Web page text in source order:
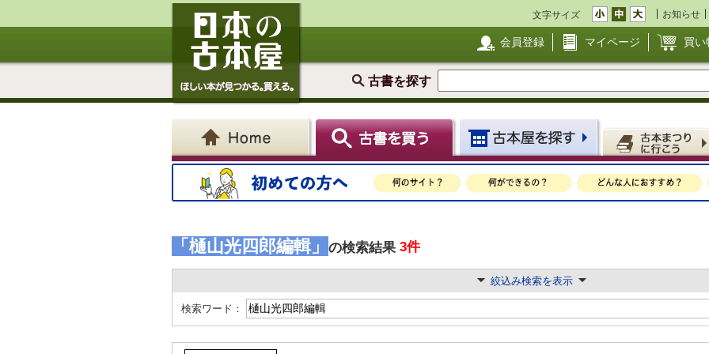
文字サイズ お知らせ
会員登録 マイページ 買い
古書を探す
「樋山光四郎編輯」 の検索結果 3件
絞込み検索を表示
検索ワード：